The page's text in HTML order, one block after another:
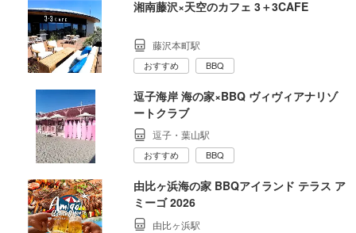
湘南藤沢×天空のカフェ 3＋3CAFE
藤沢本町駅
おすすめ BBQ
逗子海岸 海の家×BBQ ヴィヴィアナリゾ
ートクラブ
逗子・葉山駅
おすすめ BBQ
由比ヶ浜海の家 BBQアイランド テラス ア
ミーゴ 2026
由比ヶ浜駅